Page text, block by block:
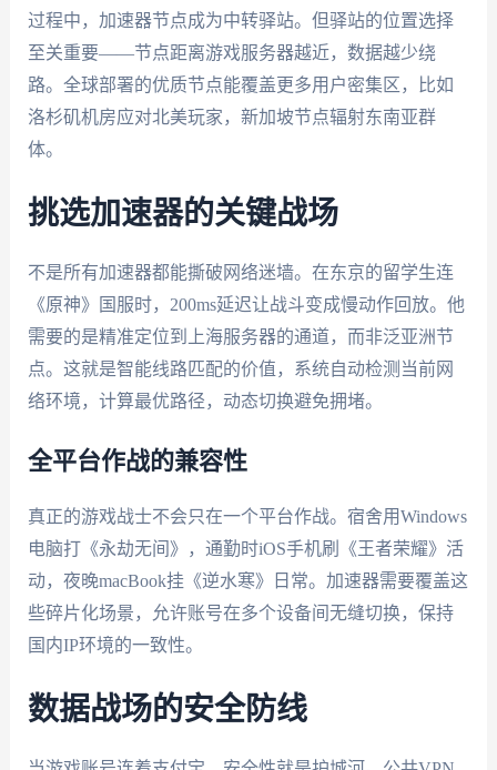
过程中，加速器节点成为中转驿站。但驿站的位置选择
至关重要——节点距离游戏服务器越近，数据越少绕
路。全球部署的优质节点能覆盖更多用户密集区，比如
洛杉矶机房应对北美玩家，新加坡节点辐射东南亚群
体。
挑选加速器的关键战场
不是所有加速器都能撕破网络迷墙。在东京的留学生连
《原神》国服时，200ms延迟让战斗变成慢动作回放。他
需要的是精准定位到上海服务器的通道，而非泛亚洲节
点。这就是智能线路匹配的价值，系统自动检测当前网
络环境，计算最优路径，动态切换避免拥堵。
全平台作战的兼容性
真正的游戏战士不会只在一个平台作战。宿舍用Windows
电脑打《永劫无间》，通勤时iOS手机刷《王者荣耀》活
动，夜晚macBook挂《逆水寒》日常。加速器需要覆盖这
些碎片化场景，允许账号在多个设备间无缝切换，保持
国内IP环境的一致性。
数据战场的安全防线